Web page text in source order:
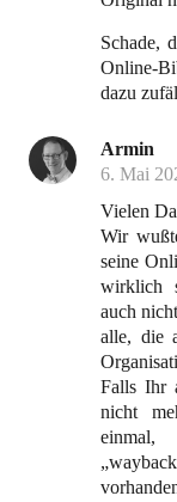
Schade,
Online-
dazu
Armin
6. Mai
Vielen
Wir
seine
wirklich
auch
alle, die
Falls Ihr
nicht